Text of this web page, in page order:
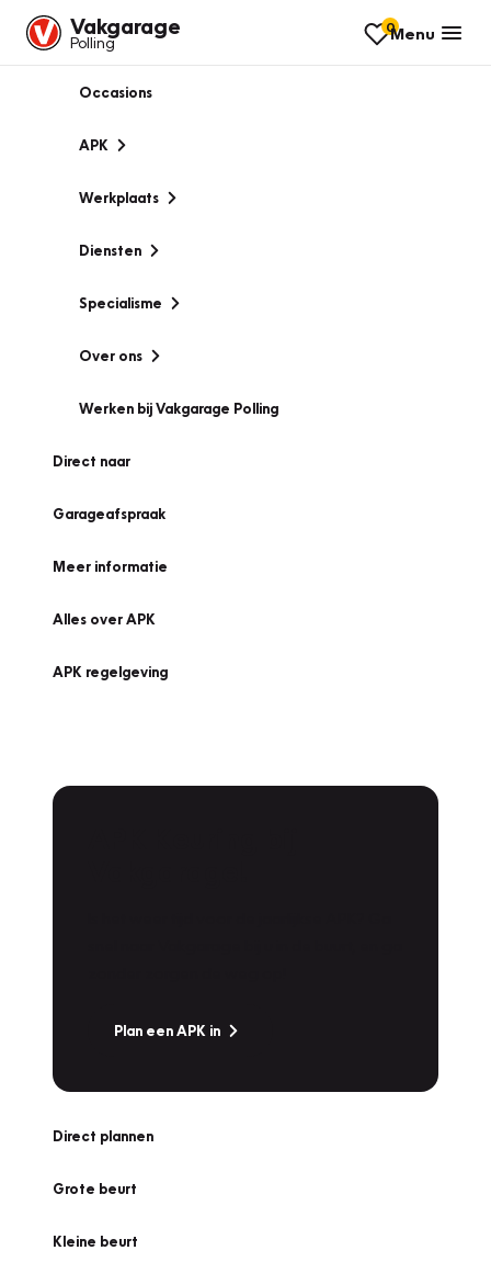
Vakgarage
Polling
0Menu
Occasions
APK
Werkplaats
Diensten
Specialisme
Over ons
Werken bij Vakgarage Polling
Direct naar
Garageafspraak
Meer informatie
Alles over APK
APK regelgeving
Plan een APK in
Direct plannen
Grote beurt
Kleine beurt